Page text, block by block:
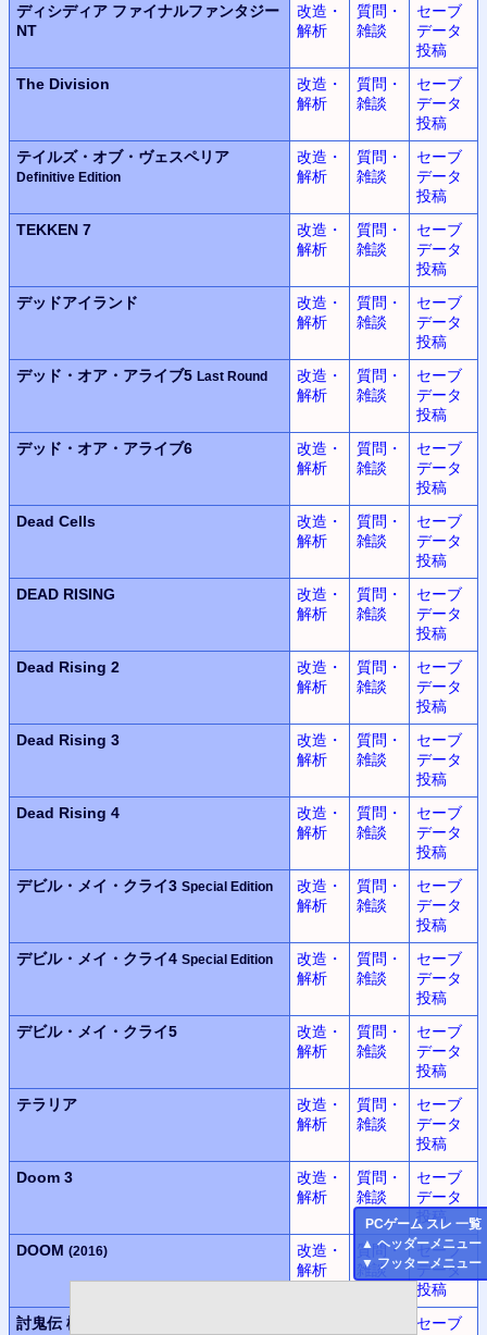
PCゲーム スレ 一覧
▲ ヘッダーメニュー
▼ フッターメニュー
ディシディア ファイナルファンタジー
NT
改造・
解析
質問・
雑談
セーブ
データ
投稿
The Division
改造・
解析
質問・
雑談
セーブ
データ
投稿
テイルズ・オブ・ヴェスペリア
Definitive Edition
改造・
解析
質問・
雑談
セーブ
データ
投稿
TEKKEN 7
改造・
解析
質問・
雑談
セーブ
データ
投稿
デッドアイランド
改造・
解析
質問・
雑談
セーブ
データ
投稿
デッド・オア・アライブ5 Last Round
改造・
解析
質問・
雑談
セーブ
データ
投稿
デッド・オア・アライブ6
改造・
解析
質問・
雑談
セーブ
データ
投稿
Dead Cells
改造・
解析
質問・
雑談
セーブ
データ
投稿
DEAD RISING
改造・
解析
質問・
雑談
セーブ
データ
投稿
Dead Rising 2
改造・
解析
質問・
雑談
セーブ
データ
投稿
Dead Rising 3
改造・
解析
質問・
雑談
セーブ
データ
投稿
Dead Rising 4
改造・
解析
質問・
雑談
セーブ
データ
投稿
デビル・メイ・クライ3 Special Edition
改造・
解析
質問・
雑談
セーブ
データ
投稿
デビル・メイ・クライ4 Special Edition
改造・
解析
質問・
雑談
セーブ
データ
投稿
デビル・メイ・クライ5
改造・
解析
質問・
雑談
セーブ
データ
投稿
テラリア
改造・
解析
質問・
雑談
セーブ
データ
投稿
Doom 3
改造・
解析
質問・
雑談
セーブ
データ
投稿
DOOM (2016)
改造・
解析
質問・
雑談
セーブ
データ
投稿
討鬼伝 極
セーブ